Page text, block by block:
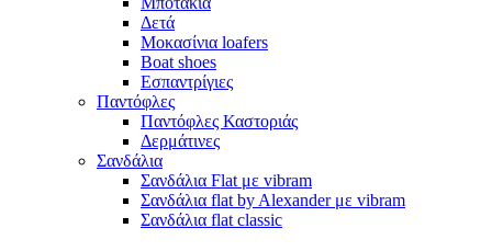
Δετά
Μοκασίνια loafers
Boat shoes
Εσπαντρίγιες
Παντόφλες
Παντόφλες Καστοριάς
Δερμάτινες
Σανδάλια
Σανδάλια Flat με vibram
Σανδάλια flat by Alexander με vibram
Σανδάλια flat classic